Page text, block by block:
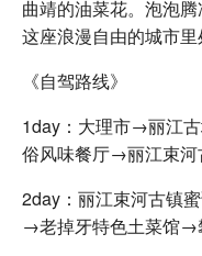
曲靖的油菜花。泡泡腾
这座浪漫自由的城市里
《自驾路线》
1day：大理市→丽江
俗风味餐厅→丽江束河
2day：丽江束河古镇
→老掉牙特色土菜馆→